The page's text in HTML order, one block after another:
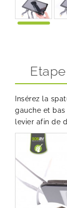
Insérez la
gauche et
levier afin de